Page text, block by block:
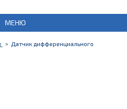
МЕНЮ
Датчик дифференциального